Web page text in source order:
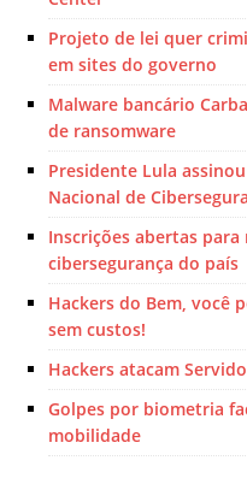
Projeto de lei quer
em sites do governo
Malware bancário
de ransomware
Presidente Lula
Nacional de
Inscrições abertas
cibersegurança do país
Hackers do Bem, você
sem custos!
Hackers atacam
Golpes por biometria
mobilidade